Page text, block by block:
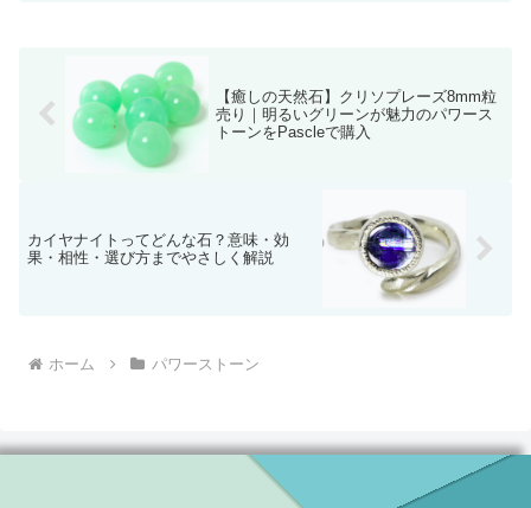
【癒しの天然石】クリソプレーズ8mm粒
売り｜明るいグリーンが魅力のパワース
トーンをPascleで購入
カイヤナイトってどんな石？意味・効
果・相性・選び方までやさしく解説
ホーム パワーストーン